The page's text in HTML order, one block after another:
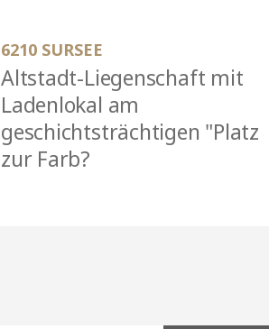
6210 SURSEE
Altstadt-Liegenschaft mit
Ladenlokal am
geschichtsträchtigen "Platz
zur Farb?